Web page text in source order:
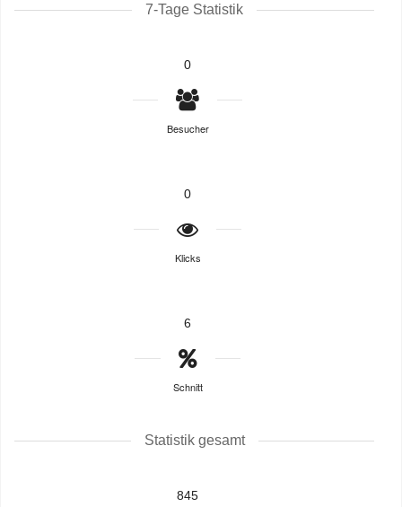
7-Tage Statistik
0
Besucher
0
Klicks
6
Schnitt
Statistik gesamt
845